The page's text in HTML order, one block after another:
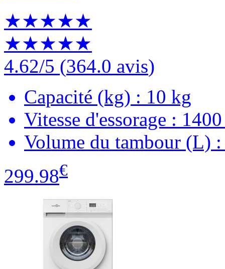
★★★★★
★★★★★
4.62/5 (364.0 avis)
Capacité (kg) : 10 kg
Vitesse d'essorage :
Volume du tambour (L)
299.98€